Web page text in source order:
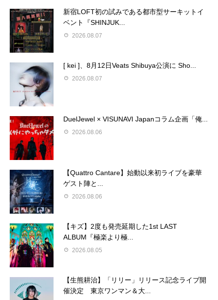
新宿LOFT初の試みである都市型サーキットイ
ベント『SHINJUK...
2026.08.07
[ kei ]、8月12日Veats Shibuya公演に Sho...
2026.08.07
DuelJewel × VISUNAVI Japanコラム企画「俺...
2026.08.06
【Quattro Cantare】始動以来初ライブを豪華
ゲスト陣と...
2026.08.06
【キズ】2度も発売延期した1st LAST
ALBUM『極楽より極...
2026.08.05
【生熊耕治】「リリー」リリース記念ライブ開
催決定 東京ワンマン＆大...